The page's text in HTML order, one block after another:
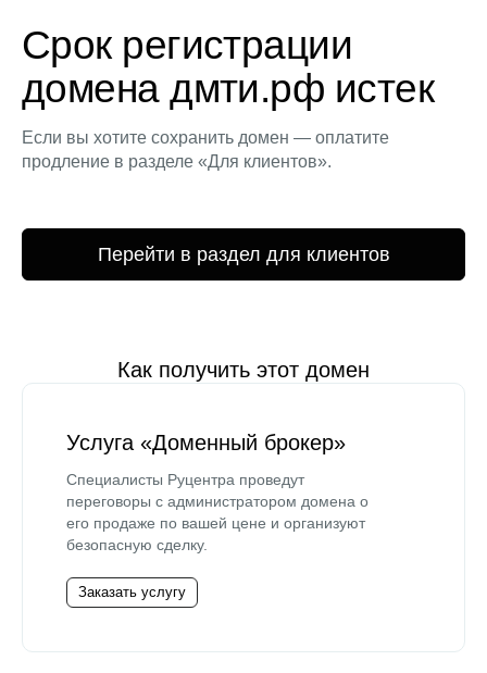
Срок регистрации
домена дмти.рф истек
Если вы хотите сохранить домен — оплатите
продление в разделе «Для клиентов».
Перейти в раздел для клиентов
Как получить этот домен
Услуга «Доменный брокер»
Специалисты Руцентра проведут
переговоры с администратором домена о
его продаже по вашей цене и организуют
безопасную сделку.
Заказать услугу